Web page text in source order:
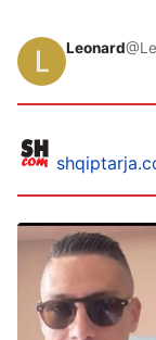
Leonard